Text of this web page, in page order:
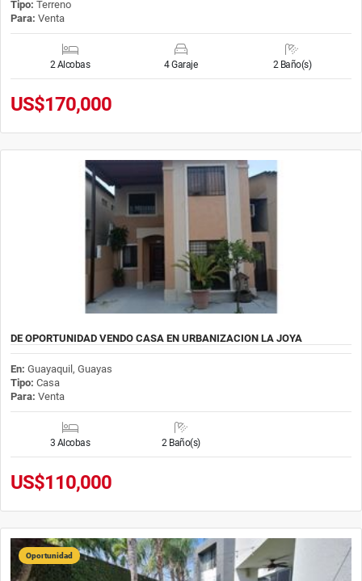
Tipo: Terreno
Para: Venta
2 Alcobas 4 Garaje 2 Baño(s)
US$170,000
DE OPORTUNIDAD VENDO CASA EN URBANIZACION LA JOYA
En: Guayaquil, Guayas
Tipo: Casa
Para: Venta
3 Alcobas 2 Baño(s)
US$110,000
Oportunidad